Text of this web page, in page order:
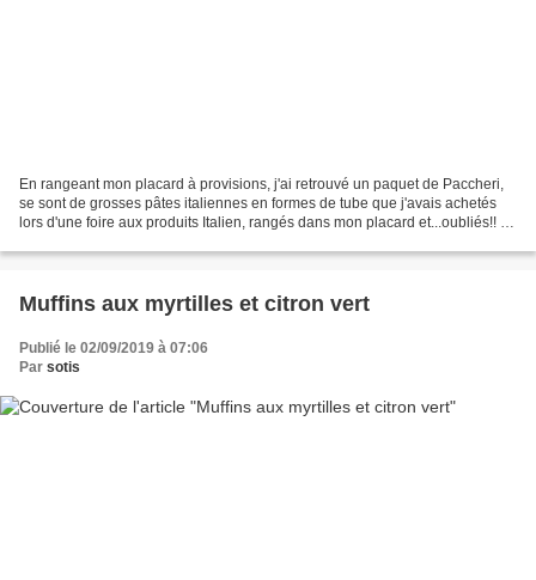
En rangeant mon placard à provisions, j'ai retrouvé un paquet de Paccheri,
se sont de grosses pâtes italiennes en formes de tube que j'avais achetés
lors d'une foire aux produits Italien, rangés dans mon placard et...oubliés!! Le
Muffins aux myrtilles et citron vert
Publié le 02/09/2019 à 07:06
Par sotis